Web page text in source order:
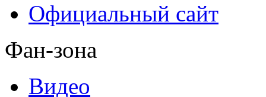
Официальный сайт
Фан-зона
Видео